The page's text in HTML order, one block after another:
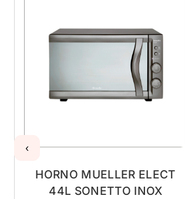
HORNO MUELLER ELECT
44L SONETTO INOX
‹